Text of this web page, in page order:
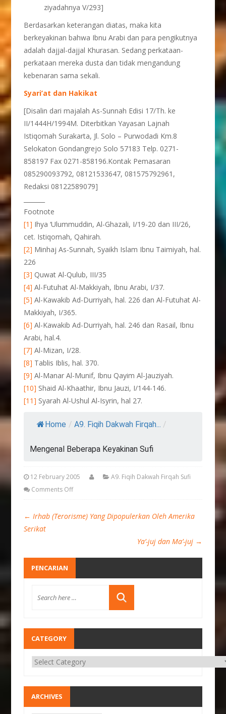
ziyadahnya V/293]
Berdasarkan keterangan diatas, maka kita
berkeyakinan bahwa Ibnu Arabi dan para pengikutnya
adalah dajjal-dajjal Khurasan. Sedang perkataan-
perkataan mereka dusta dan tidak mengandung
kebenaran sama sekali.
Syari’at dan Hakikat
[Disalin dari majalah As-Sunnah Edisi 17/Th. ke
II/1444H/1994M. Diterbitkan Yayasan Lajnah
Istiqomah Surakarta, Jl. Solo – Purwodadi Km.8
Selokaton Gondangrejo Solo 57183 Telp. 0271-
858197 Fax 0271-858196.Kontak Pemasaran
085290093792, 08121533647, 081575792961,
Redaksi 08122589079]
Footnote
[1] Ihya ‘Ulummuddin, Al-Ghazali, I/19-20 dan III/26,
cet. Istiqomah, Qahirah.
[2] Minhaj As-Sunnah, Syaikh Islam Ibnu Taimiyah, hal.
226
[3] Quwat Al-Qulub, III/35
[4] Al-Futuhat Al-Makkiyah, Ibnu Arabi, I/37.
[5] Al-Kawakib Ad-Durriyah, hal. 226 dan Al-Futuhat Al-
Makkiyah, I/365.
[6] Al-Kawakib Ad-Durriyah, hal. 246 dan Rasail, Ibnu
Arabi, hal.4.
[7] Al-Mizan, I/28.
[8] Tablis Iblis, hal. 370.
[9] Al-Manar Al-Munif, Ibnu Qayim Al-Jauziyah.
[10] Shaid Al-Khaathir, Ibnu Jauzi, I/144-146.
[11] Syarah Al-Ushul Al-Isyrin, hal 27.
Home / A9. Fiqih Dakwah Firqah... /
Mengenal Beberapa Keyakinan Sufi
12 February 2005
A9. Fiqih Dakwah Firqah Sufi
Comments Off
← Irhab (Terorisme) Yang Dipopulerkan Oleh Amerika
Serikat
Ya’-juj dan Ma’-juj →
PENCARIAN
CATEGORY
ARCHIVES